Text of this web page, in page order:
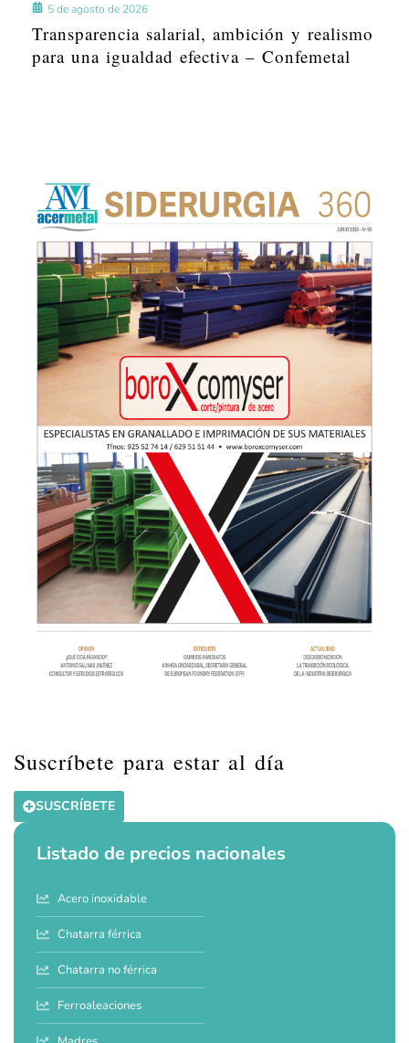
5 de agosto de 2026
Transparencia salarial, ambición y realismo
para una igualdad efectiva – Confemetal
Suscríbete para estar al día
SUSCRÍBETE
Listado de precios nacionales
Acero inoxidable
Chatarra férrica
Chatarra no férrica
Ferroaleaciones